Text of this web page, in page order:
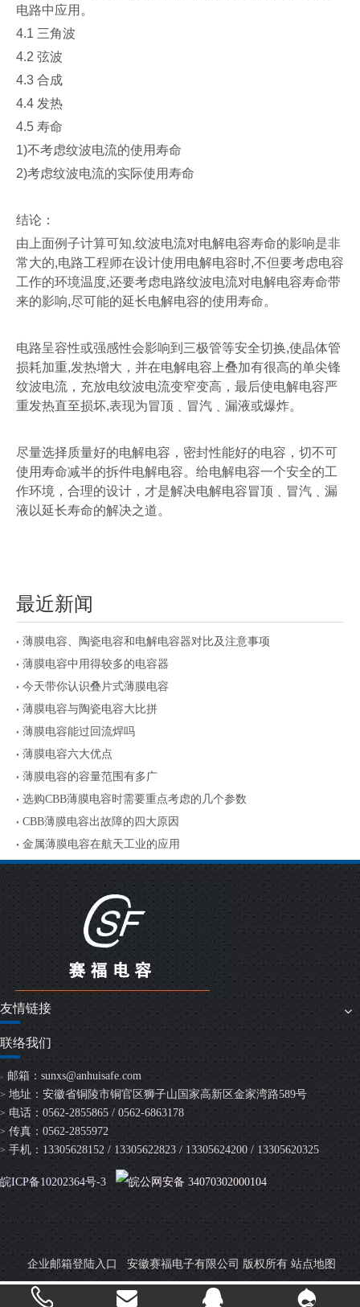
电路中应用。
4.1 三角波
4.2 弦波
4.3 合成
4.4 发热
4.5 寿命
1)不考虑纹波电流的使用寿命
2)考虑纹波电流的实际使用寿命
结论 ：
由上面例子计算可知,纹波电流对电解电容寿命的影响是非
常大的,电路工程师在设计使用电解电容时,不但要考虑电容
工作的环境温度,还要考虑电路纹波电流对电解电容寿命带
来的影响,尽可能的延长电解电容的使用寿命。
电路呈容性或强感性会影响到三极管等安全切换,使晶体管
损耗加重,发热增大，并在电解电容上叠加有很高的单尖锋
纹波电流，充放电纹波电流变窄变高，最后使电解电容严
重发热直至损坏,表现为冒顶﹑冒汽﹑漏液或爆炸。
尽量选择质量好的电解电容，密封性能好的电容，切不可
使用寿命减半的拆件电解电容。给电解电容一个安全的工
作环境，合理的设计，才是解决电解电容冒顶﹑冒汽﹑漏
液以延长寿命的解决之道。
最近新闻
薄膜电容、陶瓷电容和电解电容器对比及注意事项
薄膜电容中用得较多的电容器
今天带你认识叠片式薄膜电容
薄膜电容与陶瓷电容大比拼
薄膜电容能过回流焊吗
薄膜电容六大优点
薄膜电容的容量范围有多广
选购CBB薄膜电容时需要重点考虑的几个参数
CBB薄膜电容出故障的四大原因
金属薄膜电容在航天工业的应用
友情链接
联络我们
> 邮箱： sunxs@anhuisafe.com
> 地址：安徽省铜陵市铜官区狮子山国家高新区金家湾路589号
> 电话：0562-2855865 / 0562-6863178
> 传真：0562-2855972
> 手机：13305628152 / 13305622823 / 13305624200 / 13305620325
皖ICP备10202364号-3 皖公网安备 34070302000104
企业邮箱登陆入口 安徽赛福电子有限公司 版权所有 站点地图